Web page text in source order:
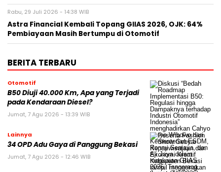
Rabu, 29 Juli 2026 - 14:38 WIB
Astra Financial Kembali Topang GIIAS 2026, OJK: 64%
Pembiayaan Masih Bertumpu di Otomotif
BERITA TERBARU
Otomotif
B50 Diuji 40.000 Km, Apa yang Terjadi
pada Kendaraan Diesel?
Jumat, 7 Agu 2026 - 13:39 WIB
Lainnya
34 OPD Adu Gaya di Panggung Bekasi
Jumat, 7 Agu 2026 - 12:46 WIB